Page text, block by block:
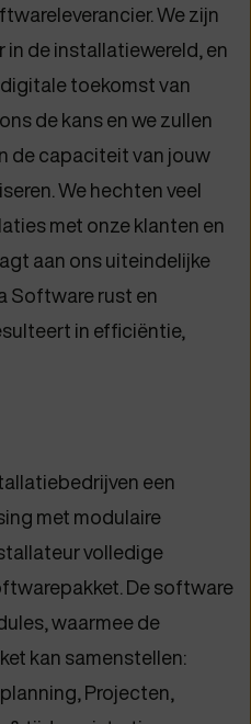
We zijn
de installatiewereld, en
toekomst van
de kans en we zullen
de capaciteit van jouw
We hechten veel
met onze klanten en
aan ons uiteindelijke
Software rust en
in efficiëntie,
een
met modulaire
volledige
De software
waarmee de
kan samenstellen:
Projecten,